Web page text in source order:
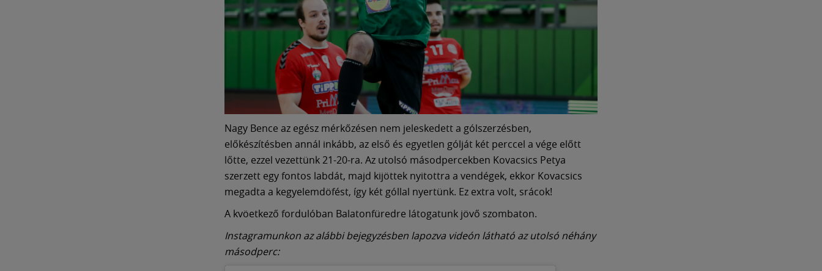
Nagy Bence az egész mérkőzésen nem jeleskedett a gólszerzésben,
előkészítésben annál inkább, az első és egyetlen gólját két perccel a vége előtt
lőtte, ezzel vezettünk 21-20-ra. Az utolsó másodpercekben Kovacsics Petya
szerzett egy fontos labdát, majd kijöttek nyitottra a vendégek, ekkor Kovacsics
megadta a kegyelemdöfést, így két góllal nyertünk. Ez extra volt, srácok!
A kvöetkező fordulóban Balatonfüredre látogatunk jövő szombaton.
Instagramunkon az alábbi bejegyzésben lapozva videón látható az utolsó néhány
másodperc: